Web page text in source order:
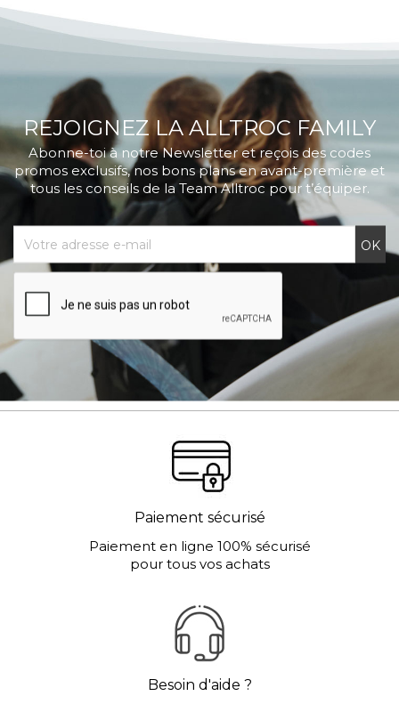
REJOIGNEZ LA ALLTROC FAMILY
Abonne-toi à notre Newsletter et reçois des codes
promos exclusifs, nos bons plans en avant-première et
tous les conseils de la Team Alltroc pour t’équiper.
Paiement sécurisé
Paiement en ligne 100% sécurisé
pour tous vos achats
Besoin d'aide ?